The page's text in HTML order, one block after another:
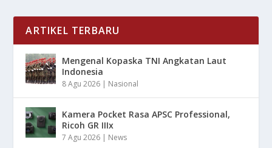
ARTIKEL TERBARU
Mengenal Kopaska TNI Angkatan Laut
Indonesia
8 Agu 2026 | Nasional
Kamera Pocket Rasa APSC Professional,
Ricoh GR IIIx
7 Agu 2026 | News